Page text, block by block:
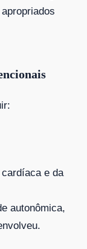
e da
autonômica,